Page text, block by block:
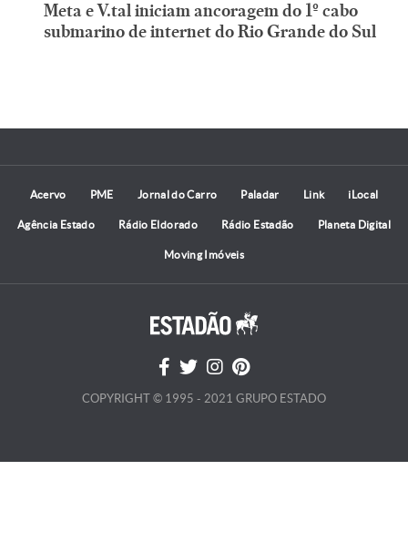
Meta e V.tal iniciam ancoragem do 1º cabo
submarino de internet do Rio Grande do Sul
Acervo PME Jornal do Carro Paladar Link iLocal
Agência Estado Rádio Eldorado Rádio Estadão Planeta Digital
Moving Imóveis
COPYRIGHT © 1995 - 2021 GRUPO ESTADO